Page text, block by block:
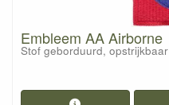
Embleem AA Airborne
Stof geborduurd, opstrijkbaar